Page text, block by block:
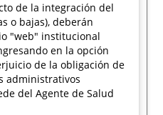
de la integración del
o bajas), deberán
"web" institucional
en la opción
de la obligación de
administrativos
del Agente de Salud